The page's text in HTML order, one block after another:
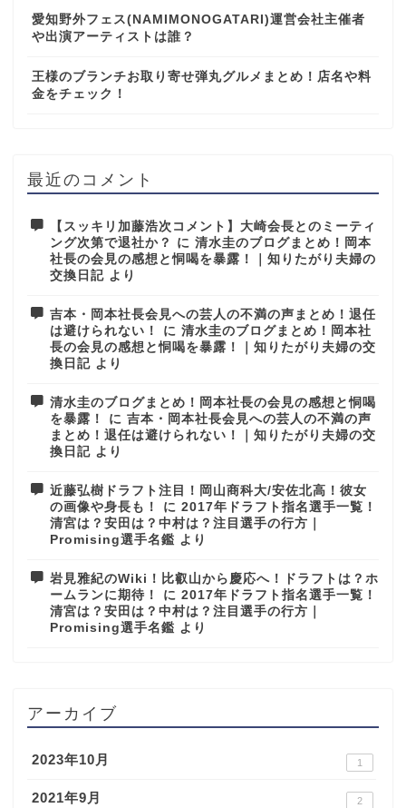
愛知野外フェス(NAMIMONOGATARI)運営会社主催者
や出演アーティストは誰？
王様のブランチお取り寄せ弾丸グルメまとめ！店名や料
金をチェック！
最近のコメント
【スッキリ加藤浩次コメント】大崎会長とのミーティ
ング次第で退社か？
に 清水圭のブログまとめ！岡本
社長の会見の感想と恫喝を暴露！｜知りたがり夫婦の
交換日記 より
吉本・岡本社長会見への芸人の不満の声まとめ！退任
は避けられない！
に 清水圭のブログまとめ！岡本社
長の会見の感想と恫喝を暴露！｜知りたがり夫婦の交
換日記 より
清水圭のブログまとめ！岡本社長の会見の感想と恫喝
を暴露！
に 吉本・岡本社長会見への芸人の不満の声
まとめ！退任は避けられない！｜知りたがり夫婦の交
換日記 より
近藤弘樹ドラフト注目！岡山商科大/安佐北高！彼女
の画像や身長も！
に 2017年ドラフト指名選手一覧！
清宮は？安田は？中村は？注目選手の行方｜
Promising選手名鑑 より
岩見雅紀のWiki！比叡山から慶応へ！ドラフトは？ホ
ームランに期待！
に 2017年ドラフト指名選手一覧！
清宮は？安田は？中村は？注目選手の行方｜
Promising選手名鑑 より
アーカイブ
2023年10月 1
2021年9月 2